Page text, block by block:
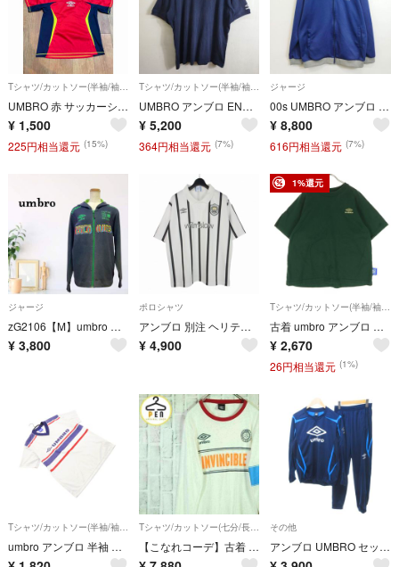
UMBRO 赤 サッカーシャツ XO
¥ 1,500
225円相当還元 (15%)
UMBRO アンブロ ENGLAND イングランド代表 Tシャツ 国旗 プリント VINTAGE 古着 サッカー フットボール デサント O-XO ネイビー系 C487
¥ 5,200
364円相当還元 (7%)
ジャージ
00s UMBRO アンブロ トラックジャケット ジャージ フルジップ ワンポイント ロゴ刺繍 ハイネック オーバーサイズ スポーツ サッカー VINTAGE ネイビー グレー サイズL G546
¥ 8,800
616円相当還元 (7%)
ジャージ
zG2106【M】umbro ジャージ ジップアップパーカー フード付き
¥ 3,800
ポロシャツ
アンブロ 別注 ヘリテージゲームシャツ ポロシャツ 半袖 L ホワイト 白
¥ 4,900
1%還元
古着 umbro アンブロ コットン ロゴ刺繍 半袖 Tシャツ L グリーン系 メンズ
¥ 2,670
26円相当還元 (1%)
Tシャツ/カットソー(半袖/袖なし)
umbro アンブロ 半袖 プラクティスシャツ sizeM L/白 ■◆ メンズ
Tシャツ/カットソー(七分/長袖)
【こなれコーデ】古着 リンガーネック ロングスリーブTシャツ デカロゴ
その他
アンブロ UMBRO セットアップ ロゴ刺繡 トレーナー パンツ イージー